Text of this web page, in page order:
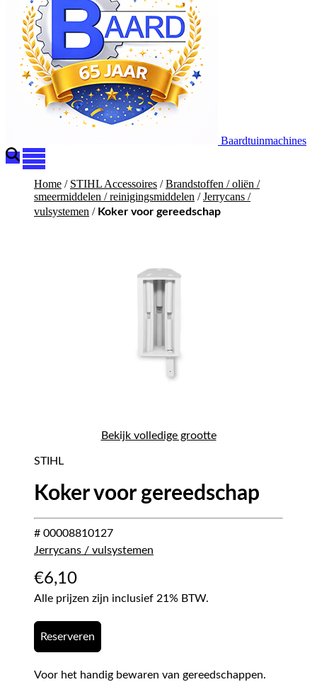
Baardtuinmachines
Home / STIHL Accessoires /Brandstoffen / oliën /
smeermiddelen / reinigingsmiddelen /Jerrycans /
vulsystemen / Koker voor gereedschap
Bekijk volledige grootte
STIHL
Koker voor gereedschap
# 00008810127
Jerrycans / vulsystemen
€6,10
Alle prijzen zijn inclusief 21% BTW.
Reserveren
Voor het handig bewaren van gereedschappen.